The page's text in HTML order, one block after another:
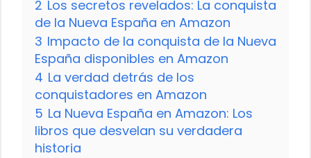
2 Los secretos revelados: La conquista
de la Nueva España en Amazon
3 Impacto de la conquista de la Nueva
España disponibles en Amazon
4 La verdad detrás de los
conquistadores en Amazon
5 La Nueva España en Amazon: Los
libros que desvelan su verdadera
historia